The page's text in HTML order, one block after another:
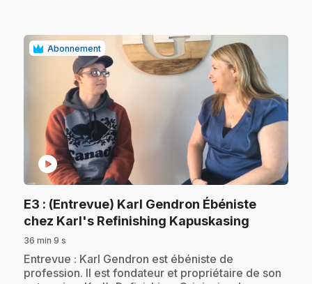
Abonnement
play_circle
E3 : (Entrevue) Karl Gendron Ébéniste
chez Karl's Refinishing Kapuskasing
36 min 9 s
.Entrevue : Karl Gendron est ébéniste de
profession. Il est fondateur et propriétaire de son